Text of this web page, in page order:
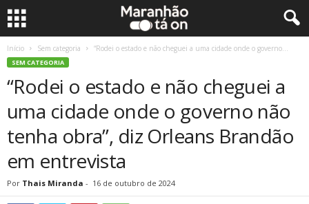
Início Sem categoria “Rodei o estado e não cheguei a uma cidade onde o governo...
SEM CATEGORIA
“Rodei o estado e não cheguei a
uma cidade onde o governo não
tenha obra”, diz Orleans Brandão
em entrevista
Por Thais Miranda - 16 de outubro de 2024